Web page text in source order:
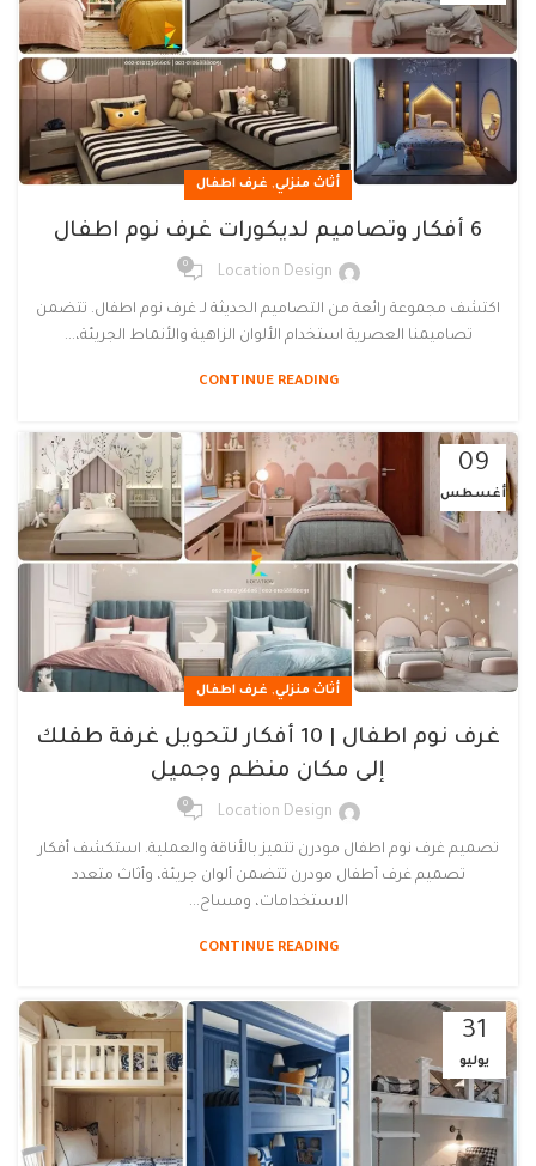
أثاث منزلي, غرف اطفال
6 أفكار وتصاميم لديكورات غرف نوم اطفال
Location Design
0
اكتشف مجموعة رائعة من التصاميم الحديثة لـ غرف نوم اطفال. تتضمن
تصاميمنا العصرية استخدام الألوان الزاهية والأنماط الجريئة،...
CONTINUE READING
09
أغسطس
أثاث منزلي, غرف اطفال
غرف نوم اطفال | 10 أفكار لتحويل غرفة طفلك
إلى مكان منظم وجميل
Location Design
0
تصميم غرف نوم اطفال مودرن تتميز بالأناقة والعملية. استكشف أفكار
تصميم غرف أطفال مودرن تتضمن ألوان جريئة، وأثاث متعدد
الاستخدامات، ومساح...
CONTINUE READING
31
يوليو